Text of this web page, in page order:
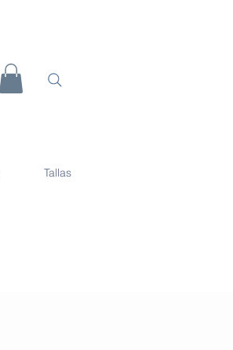
Tallas